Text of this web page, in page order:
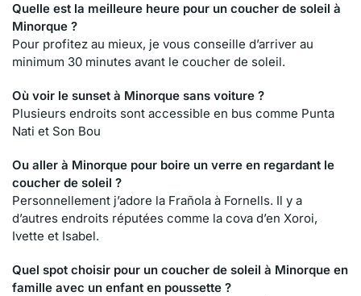
Quelle est la meilleure heure pour un coucher de soleil à
Minorque ?
Pour profitez au mieux, je vous conseille d’arriver au
minimum 30 minutes avant le coucher de soleil.
Où voir le sunset à Minorque sans voiture ?
Plusieurs endroits sont accessible en bus comme Punta
Nati et Son Bou
Ou aller à Minorque pour boire un verre en regardant le
coucher de soleil ?
Personnellement j’adore la Frañola à Fornells. Il y a
d’autres endroits réputées comme la cova d’en Xoroi,
Ivette et Isabel.
Quel spot choisir pour un coucher de soleil à Minorque en
famille avec un enfant en poussette ?